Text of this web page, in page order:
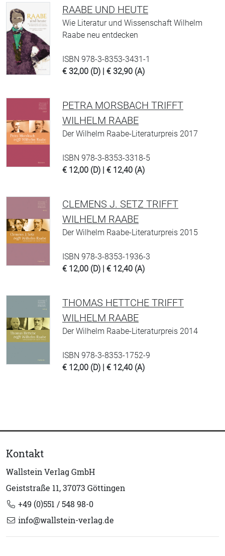
RAABE UND HEUTE
Wie Literatur und Wissenschaft Wilhelm
Raabe neu entdecken
ISBN 978-3-8353-3431-1
€ 32,00 (D) | € 32,90 (A)
PETRA MORSBACH TRIFFT
WILHELM RAABE
Der Wilhelm Raabe-Literaturpreis 2017
ISBN 978-3-8353-3318-5
€ 12,00 (D) | € 12,40 (A)
CLEMENS J. SETZ TRIFFT
WILHELM RAABE
Der Wilhelm Raabe-Literaturpreis 2015
ISBN 978-3-8353-1936-3
€ 12,00 (D) | € 12,40 (A)
THOMAS HETTCHE TRIFFT
WILHELM RAABE
Der Wilhelm Raabe-Literaturpreis 2014
ISBN 978-3-8353-1752-9
€ 12,00 (D) | € 12,40 (A)
Kontakt
Wallstein Verlag GmbH
Geiststraße 11, 37073 Göttingen
+49 (0)551 / 548 98-0
info@wallstein-verlag.de